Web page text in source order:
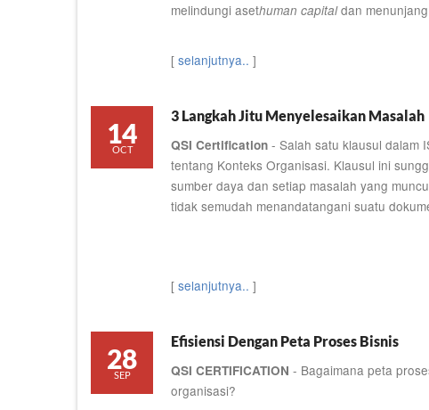
melindungi asethuman capitaldan
[ selanjutnya.. ]
14
OCT
3 Langkah Jitu Menyelesaikan Masalah
QSI Certification - Salah satu klausul dalam
tentang Konteks Organisasi. Klausul ini
sumber daya dan setiap masalah yang
tidak semudah menandatangani suatu
[ selanjutnya.. ]
28
SEP
Efisiensi Dengan Peta Proses Bisnis
QSI CERTIFICATION - Bagaimana peta
organisasi?